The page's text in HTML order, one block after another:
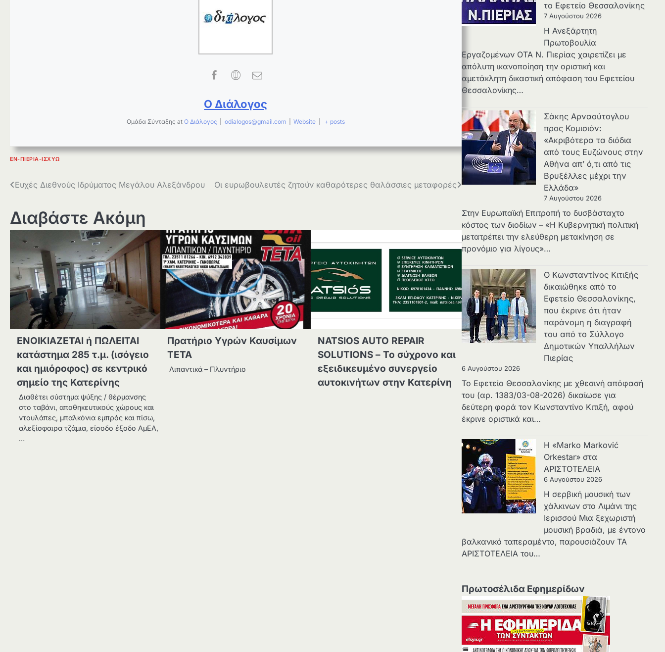
Ο Διάλογος
Ομάδα Σύνταξης at Ο Διάλογος odialogos@gmail.com Website + posts
ΕΝ-ΠΙΕΡΊΑ-ΙΣΧΎΩ
Πλοήγηση
Ευχές Διεθνούς Ιδρύματος Μεγάλου Αλεξάνδρου Οι ευρωβουλευτές ζητούν καθαρότερες θαλάσσιες μεταφορές
Διαβάστε Ακόμη
ΕΝΟΙΚΙΑΖΕΤΑΙ ή ΠΩΛΕΙΤΑΙ
κατάστημα 285 τ.μ. (ισόγειο
και ημιόροφος) σε κεντρικό
σημείο της Κατερίνης
Διαθέτει σύστημα ψύξης / θέρμανσης
στο ταβάνι, αποθηκευτικούς χώρους και
ντουλάπες, μπαλκόνια εμπρός και πίσω,
αλεξίσφαιρα τζάμια, είσοδο έξοδο ΑμΕΑ,
…
Πρατήριο Υγρών Καυσίμων
ΤΕΤΑ
Λιπαντικά – Πλυντήριο
NATSIOS AUTO REPAIR
SOLUTIONS – Το σύχρονο και
εξειδικευμένο συνεργείο
αυτοκινήτων στην Κατερίνη
το Εφετείο Θεσσαλονίκης
7 Αυγούστου 2026
Η Ανεξάρτητη
Πρωτοβουλία
Εργαζομένων ΟΤΑ Ν. Πιερίας χαιρετίζει με
απόλυτη ικανοποίηση την οριστική και
αμετάκλητη δικαστική απόφαση του Εφετείου
Θεσσαλονίκης…
Σάκης Αρναούτογλου
προς Κομισιόν:
«Ακριβότερα τα διόδια
από τους Ευζώνους στην
Αθήνα απ’ ό,τι από τις
Βρυξέλλες μέχρι την
Ελλάδα»
7 Αυγούστου 2026
Στην Ευρωπαϊκή Επιτροπή το δυσβάσταχτο
κόστος των διοδίων – «Η Κυβερνητική πολιτική
μετατρέπει την ελεύθερη μετακίνηση σε
προνόμιο για λίγους»…
Ο Κωνσταντίνος Κιτιξής
δικαιώθηκε από το
Εφετείο Θεσσαλονίκης,
που έκρινε ότι ήταν
παράνομη η διαγραφή
του από το Σύλλογο
Δημοτικών Υπαλλήλων
Πιερίας
6 Αυγούστου 2026
Το Εφετείο Θεσσαλονίκης με χθεσινή απόφασή
του (αρ. 1383/03-08-2026) δικαίωσε για
δεύτερη φορά τον Κωνσταντίνο Κιτιξή, αφού
έκρινε οριστικά και…
Η «Marko Marković
Orkestar» στα
ΑΡΙΣΤΟΤΕΛΕΙΑ
6 Αυγούστου 2026
Η σερβική μουσική των
χάλκινων στο Λιμάνι της
Ιερισσού Μια ξεχωριστή
μουσική βραδιά, με έντονο
βαλκανικό ταπεραμέντο, παρουσιάζουν ΤΑ
ΑΡΙΣΤΟΤΕΛΕΙΑ του…
Πρωτοσέλιδα Εφημερίδων